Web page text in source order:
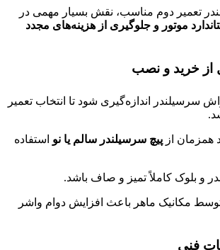
تعمیر دوم مناسب، نقش بسیار مهمی در
موتور و جلوگیری از هزینه‌های مجدد
خرید و نصب
سرسیلندر اندازه‌گیری شود تا انتخاب تعمیر
از پیچ سرسیلندر سالم یا نو استفاده
و بلوک کاملاً تمیز و صاف باشد.
مکانیک ماهر باعث افزایش دوام واشر
فنی